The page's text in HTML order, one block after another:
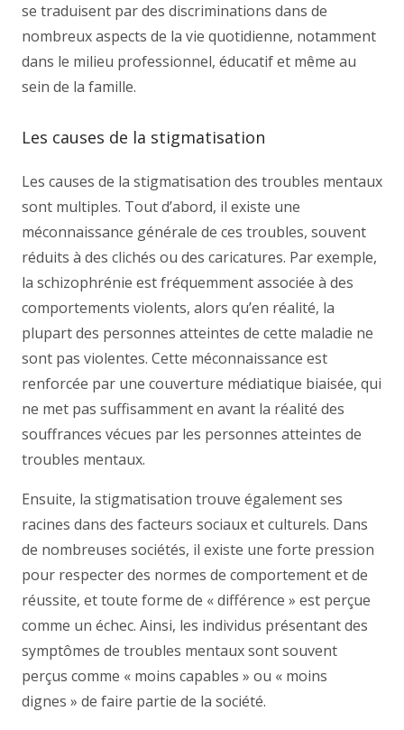
se traduisent par des discriminations dans de
nombreux aspects de la vie quotidienne, notamment
dans le milieu professionnel, éducatif et même au
sein de la famille.
Les causes de la stigmatisation
Les causes de la stigmatisation des troubles mentaux
sont multiples. Tout d’abord, il existe une
méconnaissance générale de ces troubles, souvent
réduits à des clichés ou des caricatures. Par exemple,
la schizophrénie est fréquemment associée à des
comportements violents, alors qu’en réalité, la
plupart des personnes atteintes de cette maladie ne
sont pas violentes. Cette méconnaissance est
renforcée par une couverture médiatique biaisée, qui
ne met pas suffisamment en avant la réalité des
souffrances vécues par les personnes atteintes de
troubles mentaux.
Ensuite, la stigmatisation trouve également ses
racines dans des facteurs sociaux et culturels. Dans
de nombreuses sociétés, il existe une forte pression
pour respecter des normes de comportement et de
réussite, et toute forme de « différence » est perçue
comme un échec. Ainsi, les individus présentant des
symptômes de troubles mentaux sont souvent
perçus comme « moins capables » ou « moins
dignes » de faire partie de la société.